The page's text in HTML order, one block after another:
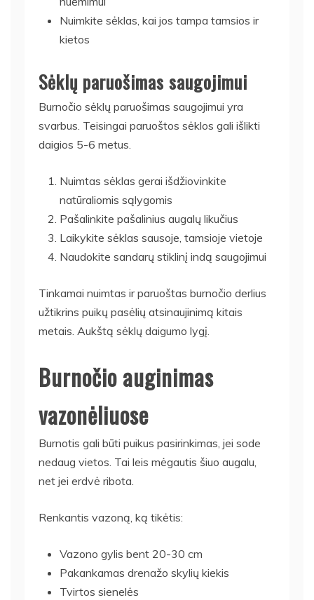
Nuimkite sėklas, kai jos tampa tamsios ir
kietos
Sėklų paruošimas saugojimui
Burnočio sėklų paruošimas saugojimui yra
svarbus. Teisingai paruoštos sėklos gali išlikti
daigios 5-6 metus.
Nuimtas sėklas gerai išdžiovinkite
natūraliomis sąlygomis
Pašalinkite pašalinius augalų likučius
Laikykite sėklas sausoje, tamsioje vietoje
Naudokite sandarų stiklinį indą saugojimui
Tinkamai nuimtas ir paruoštas burnočio derlius
užtikrins puikų pasėlių atsinaujinimą kitais
metais. Aukštą sėklų daigumo lygį.
Burnočio auginimas
vazonėliuose
Burnotis gali būti puikus pasirinkimas, jei sode
nedaug vietos. Tai leis mėgautis šiuo augalu,
net jei erdvė ribota.
Renkantis vazoną, ką tikėtis:
Vazono gylis bent 20-30 cm
Pakankamas drenažo skylių kiekis
Tvirtos sienelės